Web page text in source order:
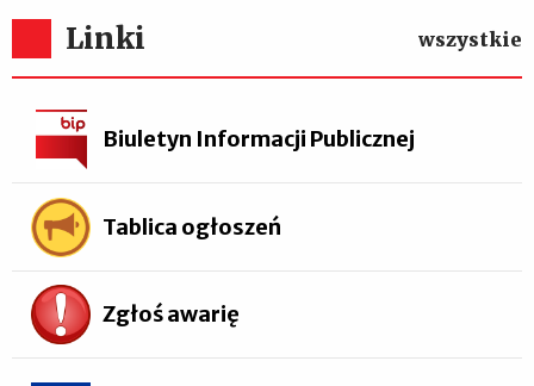
Linki wszystkie
Biuletyn Informacji Publicznej
Tablica ogłoszeń
Zgłoś awarię